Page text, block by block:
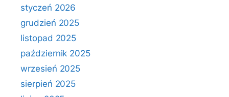
styczeń 2026
grudzień 2025
listopad 2025
październik 2025
wrzesień 2025
sierpień 2025